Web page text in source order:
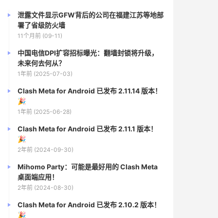
泄露文件显示GFW背后的公司在福建江苏等地部
署了省级防火墙
11个月前 (09-11)
中国电信DPI扩容招标曝光：翻墙封锁将升级，
未来何去何从？
1年前 (2025-07-03)
Clash Meta for Android 已发布 2.11.14 版本！
🎉
1年前 (2025-06-28)
Clash Meta for Android 已发布 2.11.1 版本！
🎉
2年前 (2024-09-30)
Mihomo Party：可能是最好用的 Clash Meta
桌面端应用！
2年前 (2024-08-30)
Clash Meta for Android 已发布 2.10.2 版本！
🎉